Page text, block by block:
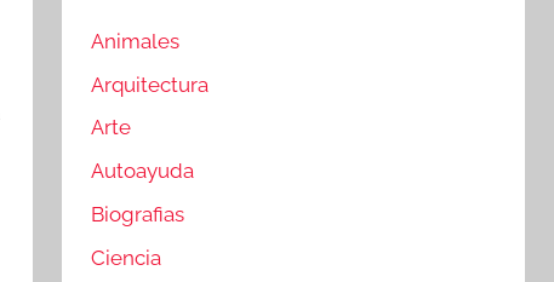
Animales
Arquitectura
Arte
Autoayuda
Biografias
Ciencia